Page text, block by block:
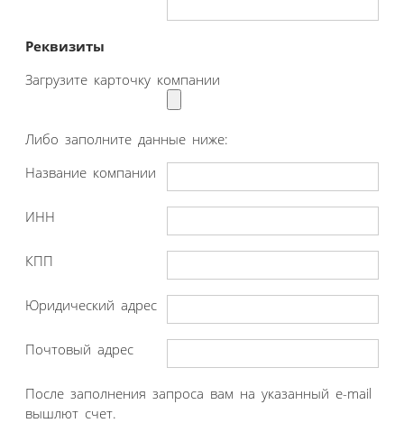
Реквизиты
Загрузите карточку компании
Либо заполните данные ниже:
Название компании
ИНН
КПП
Юридический адрес
Почтовый адрес
После заполнения запроса вам на указанный e-mail
вышлют счет.